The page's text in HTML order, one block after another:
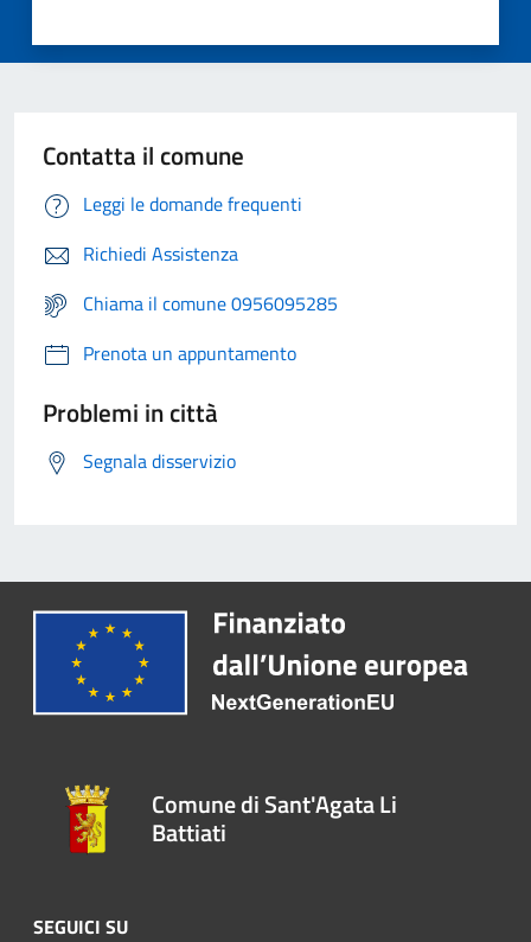
Contatta il comune
Leggi le domande frequenti
Richiedi Assistenza
Chiama il comune 0956095285
Prenota un appuntamento
Problemi in città
Segnala disservizio
Comune di Sant'Agata Li
Battiati
SEGUICI SU